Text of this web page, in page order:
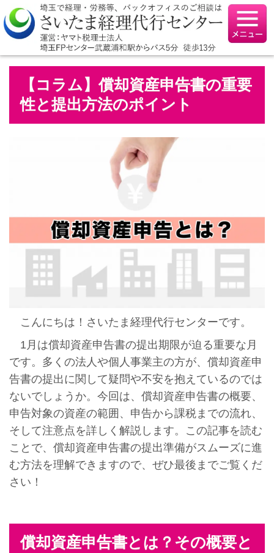
【コラム】償却資産申告書の重要
性と提出方法のポイント
こんにちは！さいたま経理代行センターです。
1月は償却資産申告書の提出期限が迫る重要な月
です。多くの法人や個人事業主の方が、償却資産申
告書の提出に関して疑問や不安を抱えているのでは
ないでしょうか。今回は、償却資産申告書の概要、
申告対象の資産の範囲、申告から課税までの流れ、
そして注意点を詳しく解説します。この記事を読む
ことで、償却資産申告書の提出準備がスムーズに進
む方法を理解できますので、ぜひ最後までご覧くだ
さい！
償却資産申告書とは？その概要と